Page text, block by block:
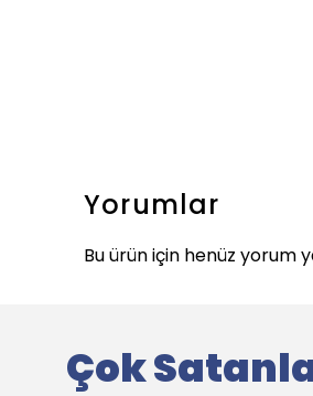
Yorumlar
Bu ürün için henüz yorum
Çok